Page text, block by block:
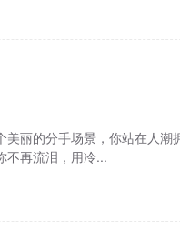
丽的分手场景，你站在人潮
不再流泪，用冷...